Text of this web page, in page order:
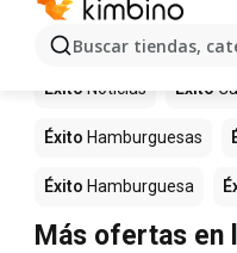
Buscar tiendas,
término.
Más productos
Éxito Noticias Éxito
Éxito Hamburguesas
Éxito Hamburguesa
Más ofertas en